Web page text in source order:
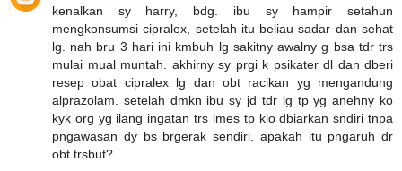
kenalkan sy harry, bdg. ibu sy hampir setahun
mengkonsumsi cipralex, setelah itu beliau sadar dan sehat
lg. nah bru 3 hari ini kmbuh lg sakitny awalny g bsa tdr trs
mulai mual muntah. akhirny sy prgi k psikater dl dan dberi
resep obat cipralex lg dan obt racikan yg mengandung
alprazolam. setelah dmkn ibu sy jd tdr lg tp yg anehny ko
kyk org yg ilang ingatan trs lmes tp klo dbiarkan sndiri tnpa
pngawasan dy bs brgerak sendiri. apakah itu pngaruh dr
obt trsbut?